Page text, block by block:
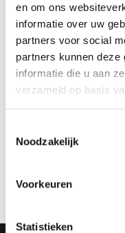
en om ons
informatie over uw
partners voor social
partners kunnen deze
informatie die u aan
verzameld op basis
Noodzakelijk
Voorkeuren
Statistieken
Meld je aan voor
Exclusieve